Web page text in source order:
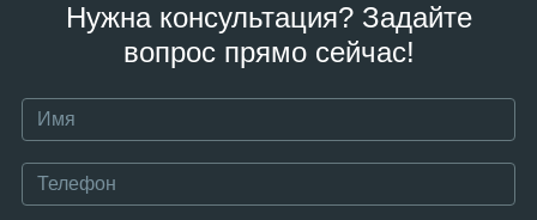
Нужна консультация? Задайте
вопрос прямо сейчас!